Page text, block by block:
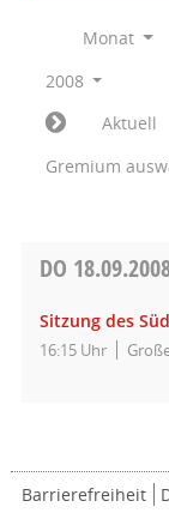
Monat
2008
Aktuell
Gremium
DO
Sitzung des
16:15 Uhr
Barrierefreiheit